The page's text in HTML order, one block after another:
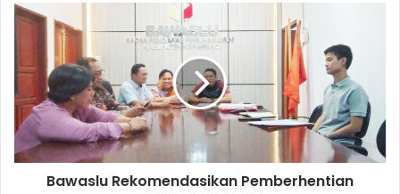
Idul
Fitri
1445
H
Bawaslu
Rekomendasikan
Pemberhentian
Tetap
Empat
PPK
Bawaslu Rekomendasikan Pemberhentian